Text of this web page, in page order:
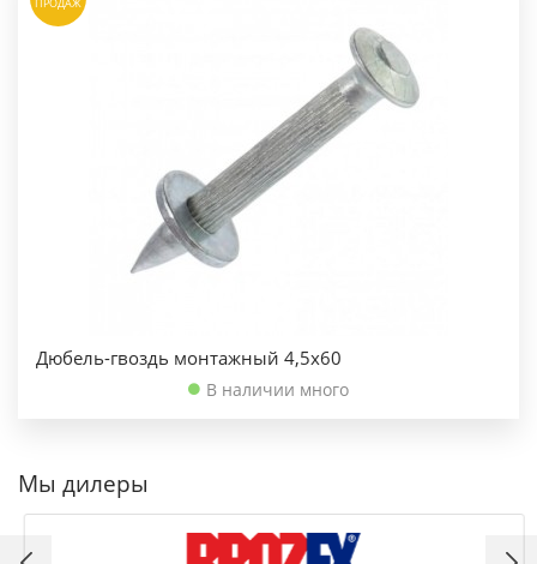
Дюбель-гвоздь монтажный 4,5х60
В наличии много
Мы дилеры